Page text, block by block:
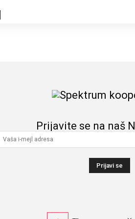
Prijavite se na naš